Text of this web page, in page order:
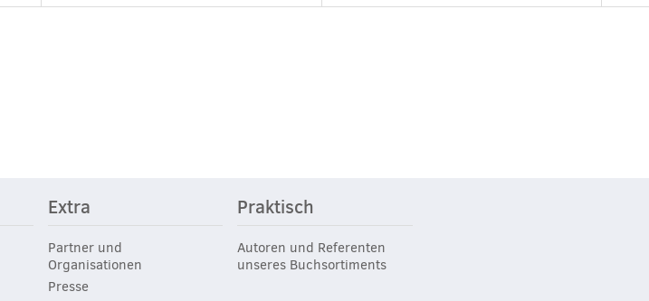
Extra
Partner und
Organisationen
Presse
Praktisch
Autoren und Referenten
unseres Buchsortiments